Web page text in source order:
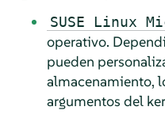
SUSE Linux
operativo.
pueden
almacenamiento,
argumentos del